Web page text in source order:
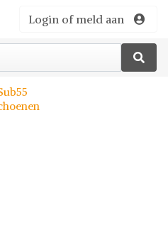
Login of meld aan